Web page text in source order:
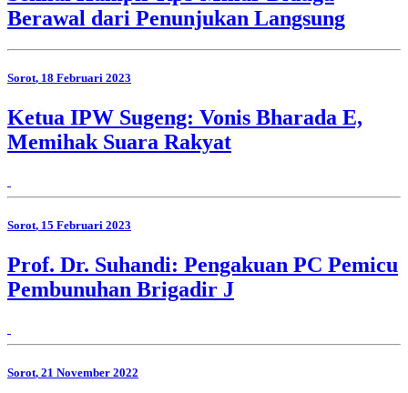
Berawal dari Penunjukan Langsung
Sorot, 18 Februari 2023
Ketua IPW Sugeng: Vonis Bharada E,
Memihak Suara Rakyat
Sorot, 15 Februari 2023
Prof. Dr. Suhandi: Pengakuan PC Pemicu
Pembunuhan Brigadir J
Sorot, 21 November 2022